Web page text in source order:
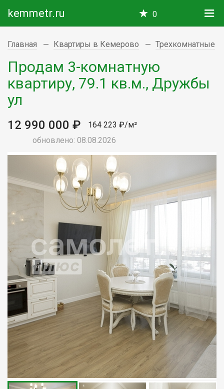
kemmetr.ru 0
Главная Квартиры в Кемерово Трехкомнатные
Продам 3-комнатную
квартиру, 79.1 кв.м., Дружбы
ул
12 990 000 ₽
164 223 ₽/м²
обновлено: 08.08.2026